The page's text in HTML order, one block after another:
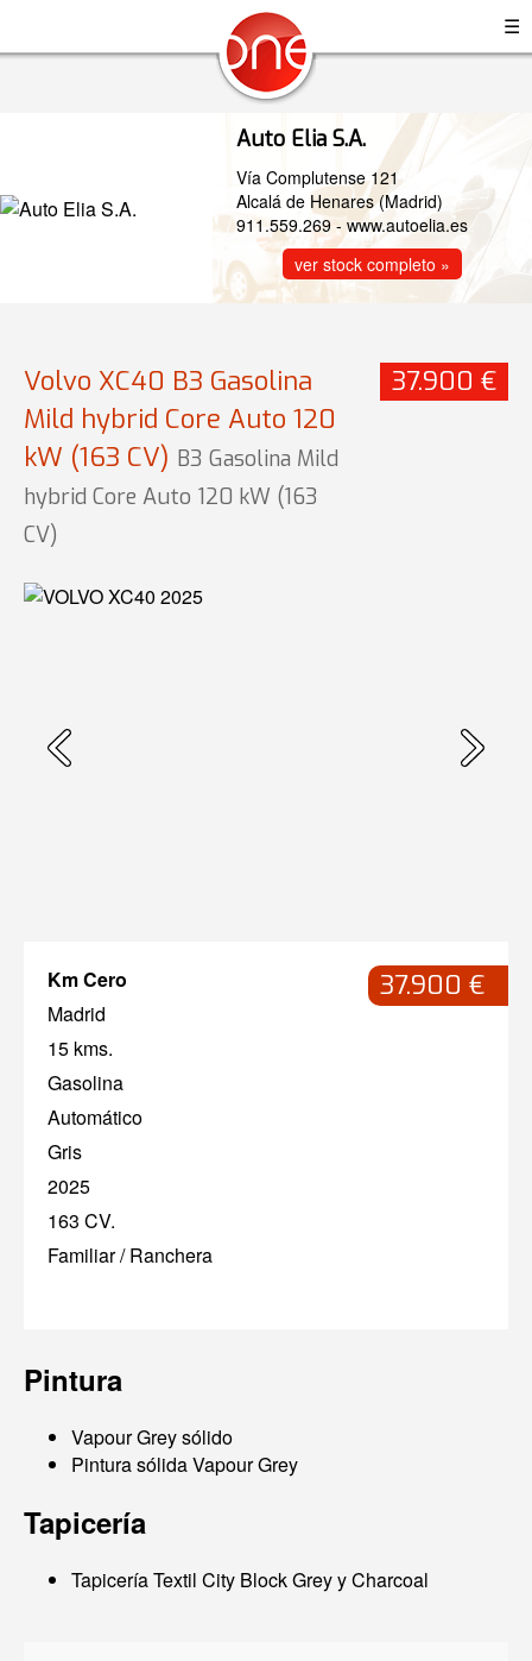
☰
Auto Elia S.A.
Vía Complutense 121
Alcalá de Henares (Madrid)
911.559.269 -www.autoelia.es
ver stock completo »
Volvo XC40 B3 Gasolina
Mild hybrid Core Auto 120
kW (163 CV) B3 Gasolina Mild
hybrid Core Auto 120 kW (163
CV)
37.900 €
Km Cero
Madrid
15 kms.
Gasolina
Automático
Gris
2025
163 CV.
Familiar / Ranchera
37.900 €
Pintura
Vapour Grey sólido
Pintura sólida Vapour Grey
Tapicería
Tapicería Textil City Block Grey y Charcoal